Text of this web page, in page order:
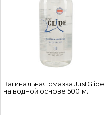
Вагинальная смазка JustGlide
на водной основе 500 мл